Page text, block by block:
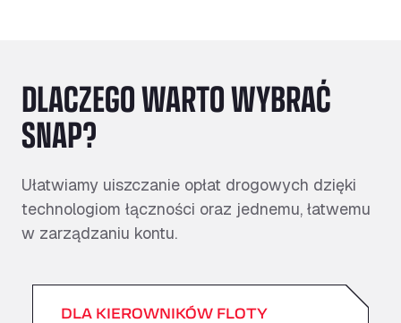
DLACZEGO WARTO WYBRAĆ
SNAP?
Ułatwiamy uiszczanie opłat drogowych dzięki
technologiom łączności oraz jednemu, łatwemu
w zarządzaniu kontu.
DLA KIEROWNIKÓW FLOTY